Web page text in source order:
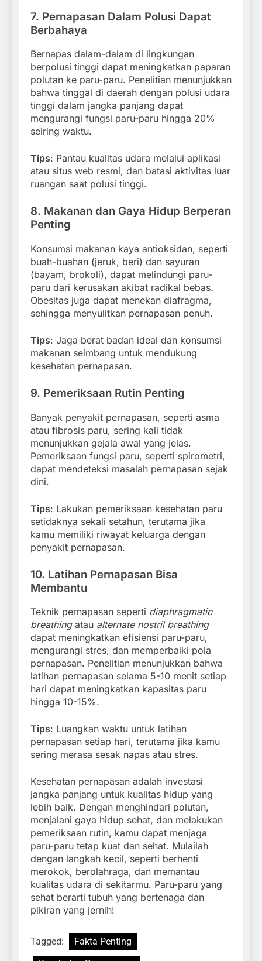
7. Pernapasan Dalam Polusi Dapat
Berbahaya
Bernapas dalam-dalam di lingkungan
berpolusi tinggi dapat meningkatkan paparan
polutan ke paru-paru. Penelitian menunjukkan
bahwa tinggal di daerah dengan polusi udara
tinggi dalam jangka panjang dapat
mengurangi fungsi paru-paru hingga 20%
seiring waktu.
Tips: Pantau kualitas udara melalui aplikasi
atau situs web resmi, dan batasi aktivitas luar
ruangan saat polusi tinggi.
8. Makanan dan Gaya Hidup Berperan
Penting
Konsumsi makanan kaya antioksidan, seperti
buah-buahan (jeruk, beri) dan sayuran
(bayam, brokoli), dapat melindungi paru-
paru dari kerusakan akibat radikal bebas.
Obesitas juga dapat menekan diafragma,
sehingga menyulitkan pernapasan penuh.
Tips: Jaga berat badan ideal dan konsumsi
makanan seimbang untuk mendukung
kesehatan pernapasan.
9. Pemeriksaan Rutin Penting
Banyak penyakit pernapasan, seperti asma
atau fibrosis paru, sering kali tidak
menunjukkan gejala awal yang jelas.
Pemeriksaan fungsi paru, seperti spirometri,
dapat mendeteksi masalah pernapasan sejak
dini.
Tips: Lakukan pemeriksaan kesehatan paru
setidaknya sekali setahun, terutama jika
kamu memiliki riwayat keluarga dengan
penyakit pernapasan.
10. Latihan Pernapasan Bisa
Membantu
Teknik pernapasan seperti diaphragmatic
breathingatau alternate nostril breathing
dapat meningkatkan efisiensi paru-paru,
mengurangi stres, dan memperbaiki pola
pernapasan. Penelitian menunjukkan bahwa
latihan pernapasan selama 5-10 menit setiap
hari dapat meningkatkan kapasitas paru
hingga 10-15%.
Tips: Luangkan waktu untuk latihan
pernapasan setiap hari, terutama jika kamu
sering merasa sesak napas atau stres.
Kesehatan pernapasan adalah investasi
jangka panjang untuk kualitas hidup yang
lebih baik. Dengan menghindari polutan,
menjalani gaya hidup sehat, dan melakukan
pemeriksaan rutin, kamu dapat menjaga
paru-paru tetap kuat dan sehat. Mulailah
dengan langkah kecil, seperti berhenti
merokok, berolahraga, dan memantau
kualitas udara di sekitarmu. Paru-paru yang
sehat berarti tubuh yang bertenaga dan
pikiran yang jernih!
Tagged:
Fakta Penting